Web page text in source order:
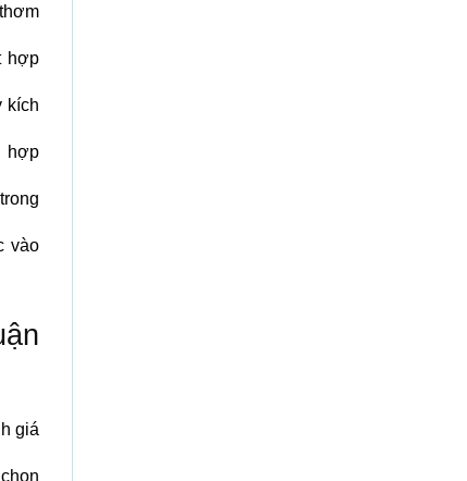
hợp
kích
hợp
vào
giá